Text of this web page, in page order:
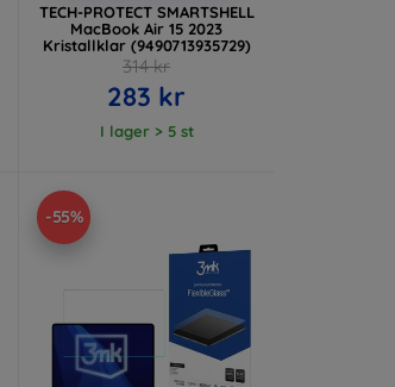
TECH-PROTECT SMARTSHELL
MacBook Air 15 2023
Kristallklar (9490713935729)
314 kr
283 kr
I lager > 5 st
-55%